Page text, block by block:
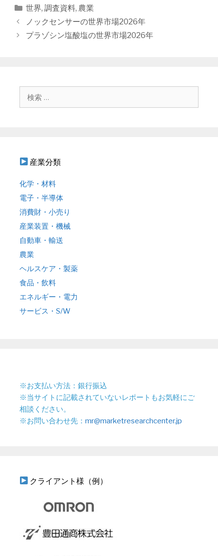
カ
テ
ゴ
リ
世界, 調査資料, 農業
投
稿
ノックセンサーの世界市場2026年
プラゾシン塩酸塩の世界市場2026年
産業分類
化学・材料
電子・半導体
消費財・小売り
産業装置・機械
自動車・輸送
農業
ヘルスケア・製薬
食品・飲料
エネルギー・電力
サービス・S/W
※お支払い方法：銀行振込
※当サイトに記載されていないレポートもお気軽にご
相談ください。
※お問い合わせ先： mr@marketresearchcenter.jp
クライアント様（例）